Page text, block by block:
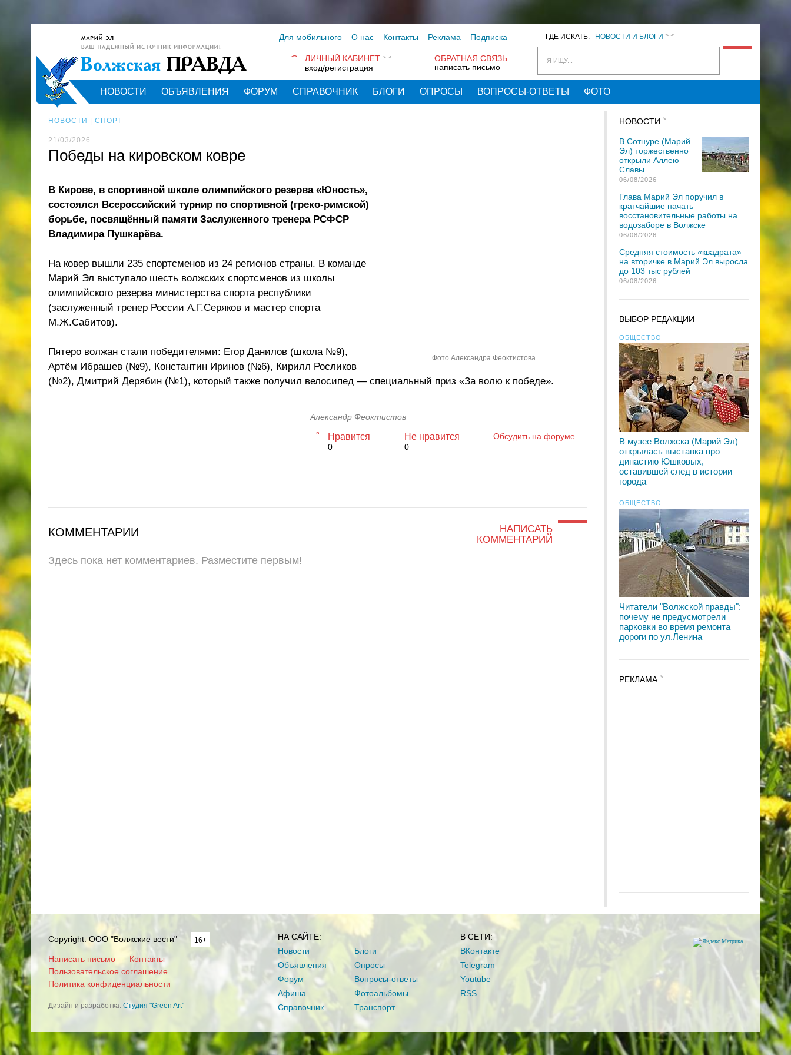
ГДЕ ИСКАТЬ: НОВОСТИ И БЛОГИ
Я ИЩУ...
Для мобильного О нас Контакты Реклама Подписка
ОБРАТНАЯ СВЯЗЬ
написать письмо
ЛИЧНЫЙ КАБИНЕТ
вход/регистрация
НОВОСТИ ОБЪЯВЛЕНИЯ ФОРУМ СПРАВОЧНИК БЛОГИ ОПРОСЫ ВОПРОСЫ-ОТВЕТЫ ФОТО
НОВОСТИ СПОРТ
21/03/2026
Победы на кировском ковре
Фото Александра Феоктистова
В Кирове, в спортивной школе олимпийского резерва «Юность»,
состоялся Всероссийский турнир по спортивной (греко-римской)
борьбе, посвящённый памяти Заслуженного тренера РСФСР
Владимира Пушкарёва.
На ковер вышли 235 спортсменов из 24 регионов страны. В команде
Марий Эл выступало шесть волжских спортсменов из школы
олимпийского резерва министерства спорта республики
(заслуженный тренер России А.Г.Серяков и мастер спорта
М.Ж.Сабитов).
Пятеро волжан стали победителями: Егор Данилов (школа №9),
Артём Ибрашев (№9), Константин Иринов (№6), Кирилл Росликов
(№2), Дмитрий Дерябин (№1), который также получил велосипед — специальный приз «За волю к победе».
Александр Феоктистов
Нравится
0
Не нравится
0
Обсудить на форуме
НАПИСАТЬ
КОММЕНТАРИЙ
КОММЕНТАРИИ
Здесь пока нет комментариев. Разместите первым!
НОВОСТИ
В Сотнуре (Марий
Эл) торжественно
открыли Аллею
Славы
06/08/2026
Глава Марий Эл поручил в
кратчайшие начать
восстановительные работы на
водозаборе в Волжске
06/08/2026
Средняя стоимость «квадрата»
на вторичке в Марий Эл выросла
до 103 тыс рублей
06/08/2026
ВЫБОР РЕДАКЦИИ
ОБЩЕСТВО
В музее Волжска (Марий Эл)
открылась выставка про
династию Юшковых,
оставившей след в истории
города
ОБЩЕСТВО
Читатели "Волжской правды":
почему не предусмотрели
парковки во время ремонта
дороги по ул.Ленина
РЕКЛАМА
Copyright: ООО "Волжские вести" 16+
Написать письмо
Контакты
Пользовательское соглашение
Политика конфиденциальности
Дизайн и разработка: Студия "Green Art"
НА САЙТЕ:
Новости
Объявления
Форум
Афиша
Справочник
Блоги
Опросы
Вопросы-ответы
Фотоальбомы
Транспорт
В СЕТИ:
ВКонтакте
Telegram
Youtube
RSS